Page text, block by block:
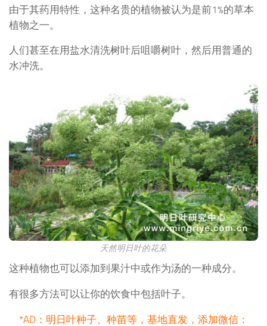
由于其药用特性，这种名贵的植物被认为是前1%的草本
植物之一。
人们甚至在用盐水清洗树叶后咀嚼树叶，然后用普通的
水冲洗。
天然明日叶的花朵
这种植物也可以添加到果汁中或作为汤的一种成分。
有很多方法可以让你的饮食中包括叶子。
*AD：明日叶种子、种苗等，基地直发，添加微信：